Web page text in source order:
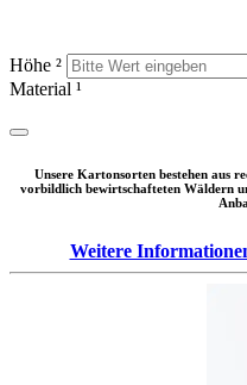
Höhe ²
Material ¹
Unsere Kartonsorten bestehen aus
vorbildlich bewirtschafteten Wäldern
Weitere